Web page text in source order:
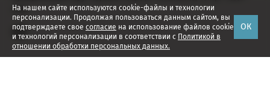
На нашем сайте используются cookie-файлы и технологии
персонализации. Продолжая пользоваться данным сайтом, вы
подтверждаете свое согласие на использование файлов cookie
и технологий персонализации в соответствии с Политикой в
отношении обработки персональных данных.
ОК
2026